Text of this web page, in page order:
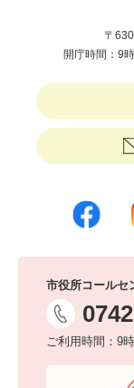
〒
開庁時間：9
市役所コールセ
ご利用時間：9